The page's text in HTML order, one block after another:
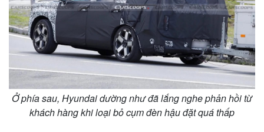
Thế giới
Quan sát
Cuộc sống đó đây
Hồ sơ
Multimedia
Video
Ảnh
E-Magazine
Infographic
Ở phía sau, Hyundai dường như đã lắng nghe phản hồi từ
khách hàng khi loại bỏ cụm đèn hậu đặt quá thấp